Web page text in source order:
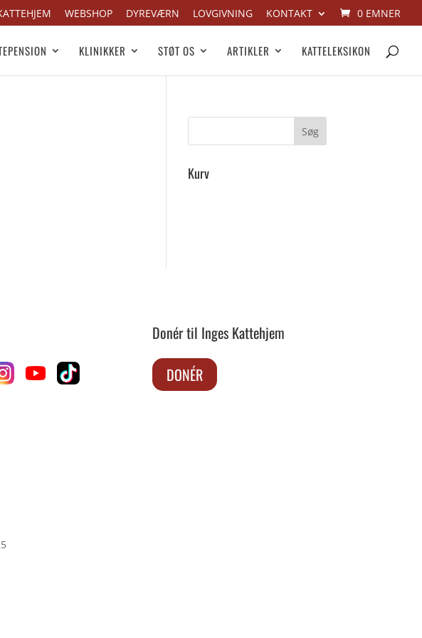
WEBSHOP DYREVÆRN LOVGIVNING KONTAKT 0 EMNER
KLINIKKER STØT OS ARTIKLER KATTELEKSIKON
Kurv
Donér til Inges Kattehjem
DONÉR